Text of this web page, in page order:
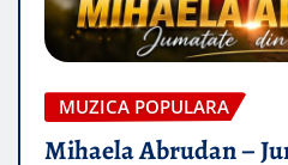
MUZICA POPULARA
Mihaela Abrudan –